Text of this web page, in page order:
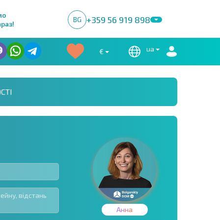
BG +359 56 919 898
€ ua
Анна